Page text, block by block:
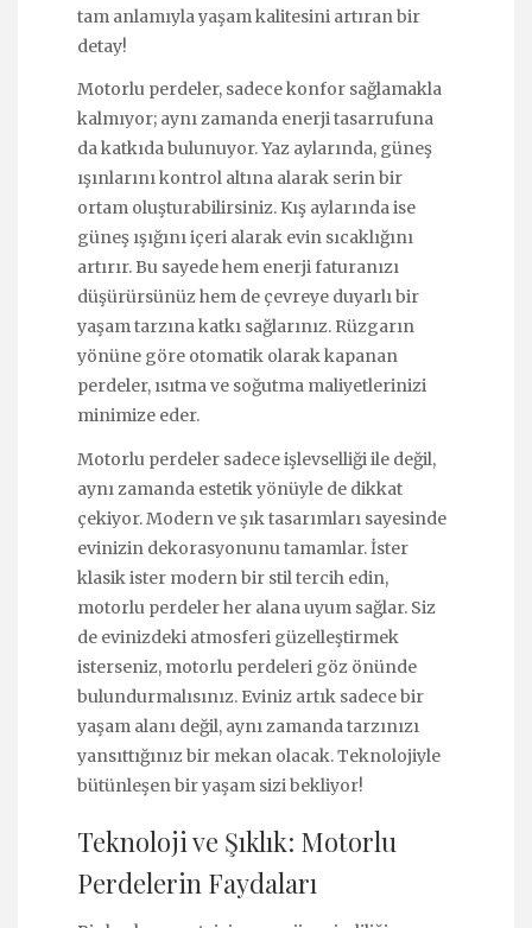
tam anlamıyla yaşam kalitesini artıran bir
detay!
Motorlu perdeler, sadece konfor sağlamakla
kalmıyor; aynı zamanda enerji tasarrufuna
da katkıda bulunuyor. Yaz aylarında, güneş
ışınlarını kontrol altına alarak serin bir
ortam oluşturabilirsiniz. Kış aylarında ise
güneş ışığını içeri alarak evin sıcaklığını
artırır. Bu sayede hem enerji faturanızı
düşürürsünüz hem de çevreye duyarlı bir
yaşam tarzına katkı sağlarınız. Rüzgarın
yönüne göre otomatik olarak kapanan
perdeler, ısıtma ve soğutma maliyetlerinizi
minimize eder.
Motorlu perdeler sadece işlevselliği ile değil,
aynı zamanda estetik yönüyle de dikkat
çekiyor. Modern ve şık tasarımları sayesinde
evinizin dekorasyonunu tamamlar. İster
klasik ister modern bir stil tercih edin,
motorlu perdeler her alana uyum sağlar. Siz
de evinizdeki atmosferi güzelleştirmek
isterseniz, motorlu perdeleri göz önünde
bulundurmalısınız. Eviniz artık sadece bir
yaşam alanı değil, aynı zamanda tarzınızı
yansıttığınız bir mekan olacak. Teknolojiyle
bütünleşen bir yaşam sizi bekliyor!
Teknoloji ve Şıklık: Motorlu
Perdelerin Faydaları